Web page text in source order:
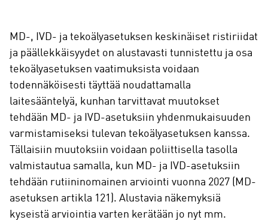
MD-, IVD- ja tekoälyasetuksen keskinäiset ristiriidat
ja päällekkäisyydet on alustavasti tunnistettu ja osa
tekoälyasetuksen vaatimuksista voidaan
todennäköisesti täyttää noudattamalla
laitesääntelyä, kunhan tarvittavat muutokset
tehdään MD- ja IVD-asetuksiin yhdenmukaisuuden
varmistamiseksi tulevan tekoälyasetuksen kanssa.
Tällaisiin muutoksiin voidaan poliittisella tasolla
valmistautua samalla, kun MD- ja IVD-asetuksiin
tehdään rutiininomainen arviointi vuonna 2027 (MD-
asetuksen artikla 121). Alustavia näkemyksiä
kyseistä arviointia varten kerätään jo nyt mm.